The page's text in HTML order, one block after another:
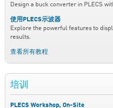
Design a buck converter in PLECS
使用PLECS示波器
Explore the powerful features to
results.
查看所有教程
培训
PLECS Workshop, On-Site